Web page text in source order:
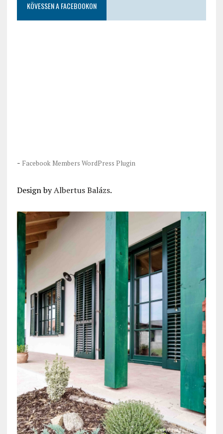
KÖVESSEN A FACEBOOKON
- Facebook Members WordPress Plugin
Design byAlbertus Balázs.